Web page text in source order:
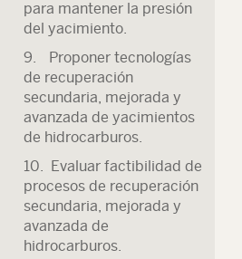
para mantener la presión
del yacimiento.
9. Proponer tecnologías
de recuperación
secundaria, mejorada y
avanzada de yacimientos
de hidrocarburos.
10. Evaluar factibilidad de
procesos de recuperación
secundaria, mejorada y
avanzada de
hidrocarburos.